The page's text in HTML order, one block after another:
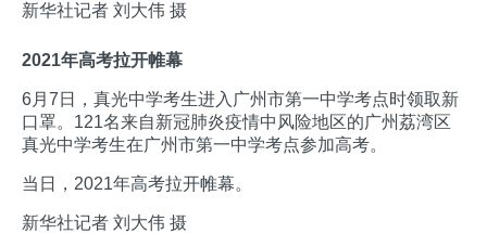
新华社记者 刘大伟 摄
2021年高考拉开帷幕
6月7日，真光中学考生进入广州市第一中学考点时领取新
口罩。121名来自新冠肺炎疫情中风险地区的广州荔湾区
真光中学考生在广州市第一中学考点参加高考。
当日，2021年高考拉开帷幕。
新华社记者 刘大伟 摄